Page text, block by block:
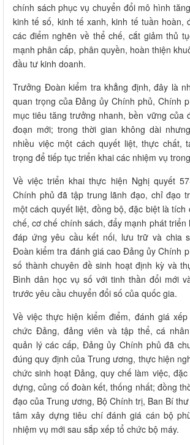
chính sách phục vụ chuyển đổi mô hình
kinh tế số, kinh tế xanh, kinh tế tuần hoàn,
các điểm nghẽn về thể chế, cắt giảm thủ
mạnh phân cấp, phân quyền, hoàn thiện
đầu tư kinh doanh.
Trưởng Đoàn kiểm tra khẳng định, đây là
quan trọng của Đảng ủy Chính phủ, Chính
mục tiêu tăng trưởng nhanh, bền vững của
đoạn mới; trong thời gian không dài
nhiều việc một cách quyết liệt, thực chất,
trọng để tiếp tục triển khai các nhiệm vụ
Về việc triển khai thực hiện Nghị quyết
Chính phủ đã tập trung lãnh đạo, chỉ đạo
một cách quyết liệt, đồng bộ, đặc biệt là
chế, cơ chế chính sách, đẩy mạnh phát triển
đáp ứng yêu cầu kết nối, lưu trữ và chia
Đoàn kiểm tra đánh giá cao Đảng ủy Chính
số thành chuyên đề sinh hoạt định kỳ và
Bình dân học vụ số với tinh thần đổi mới
trước yêu cầu chuyển đổi số của quốc gia.
Về việc thực hiện kiểm điểm, đánh giá
chức Đảng, đảng viên và tập thể, cá
quản lý các cấp, Đảng ủy Chính phủ đã
đúng quy định của Trung ương, thực hiện
chức sinh hoạt Đảng, quy chế làm việc,
dựng, củng cố đoàn kết, thống nhất; đồng
đạo của Trung ương, Bộ Chính trị, Ban Bí
tâm xây dựng tiêu chí đánh giá cán bộ
nhiệm vụ mới sau sắp xếp tổ chức bộ máy.